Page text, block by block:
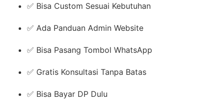
✅ Bisa Custom Sesuai Kebutuhan
✅ Ada Panduan Admin Website
✅ Bisa Pasang Tombol WhatsApp
✅ Gratis Konsultasi Tanpa Batas
✅ Bisa Bayar DP Dulu